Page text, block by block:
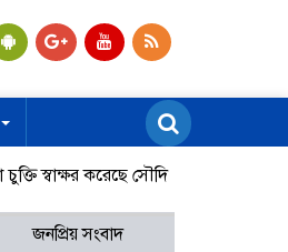
স্বাক্ষর করেছে সৌদি-তুরস্ক-পাকিস্তান
জনপ্রিয় সংবাদ